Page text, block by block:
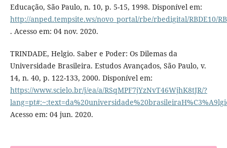
Educação, São Paulo, n. 10, p. 5-15, 1998. Disponível em:
http://anped.tempsite.ws/novo_portal/rbe/rbedigital/RBDE10/
. Acesso em: 04 nov. 2020.
TRINDADE, Helgio. Saber e Poder: Os Dilemas da
Universidade Brasileira. Estudos Avançados, São Paulo, v.
14, n. 40, p. 122-133, 2000. Disponível em:
https://www.scielo.br/j/ea/a/RSqMPF7jYzNvT46WjhK8tJR/?
Acesso em: 04 jun. 2020.